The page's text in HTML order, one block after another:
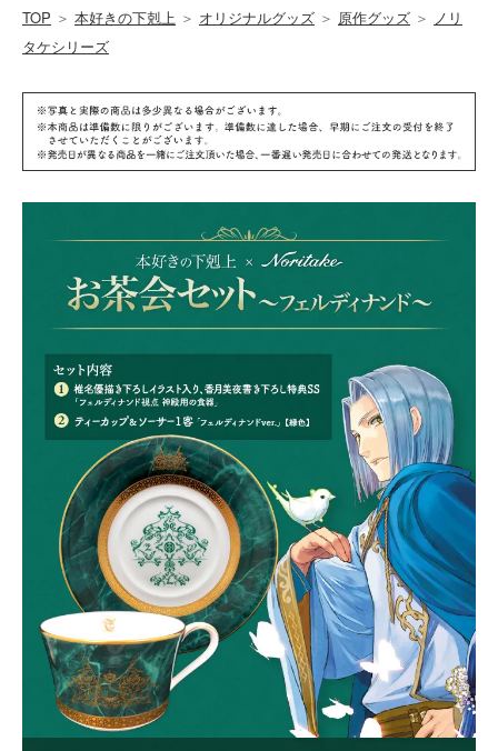
TOP ＞ 本好きの下剋上 ＞ オリジナルグッズ ＞ 原作グッズ ＞ ノリ
タケシリーズ